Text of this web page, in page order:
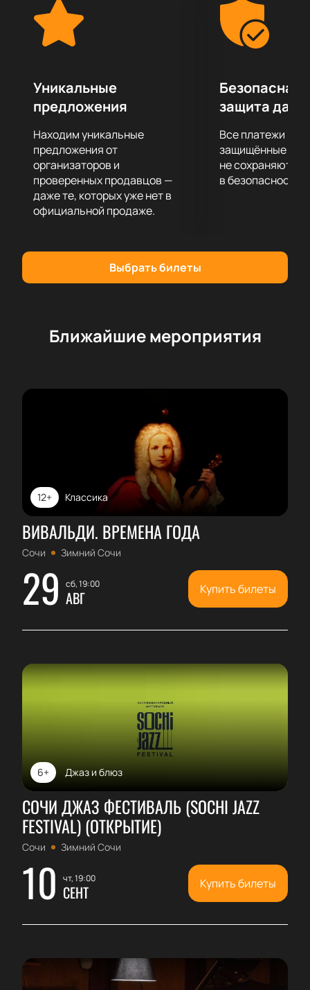
для всех ценителей искусства.
Купить билеты на нашем сайте — это возможность
гарантировать себе место на этом незабываемом
интересной, отражая все грани таланта В. А.
Берлинского. Участники концерта подготовили
произведения, которые подчеркнут мастерство и
уникальность стиля великого музыканта.
Не упустите шанс стать частью этого культурного
события.Купить билеты
на нашем сайте можно
уже сегодня, чтобы насладиться музыкой в
исполнении лучших музыкантов современности.
Уникальные
предложения
Находим уникальные
предложения от
организаторов и
проверенных продавцов —
даже те, которых уже нет в
официальной продаже.
Безопасная
защита
Все платежи
защищённые
не сохраняются
в безопасности.
Выбрать билеты
Ближайшие мероприятия
Классика
12+
ВИВАЛЬДИ. ВРЕМЕНА ГОДА
Сочи Зимний Сочи
29 сб, 19:00
АВГ Купить билеты
Джаз и блюз
6+
СОЧИ ДЖАЗ ФЕСТИВАЛЬ (SOCHI JAZZ
FESTIVAL) (ОТКРЫТИЕ)
Сочи Зимний Сочи
10 чт, 19:00
СЕНТ Купить билеты